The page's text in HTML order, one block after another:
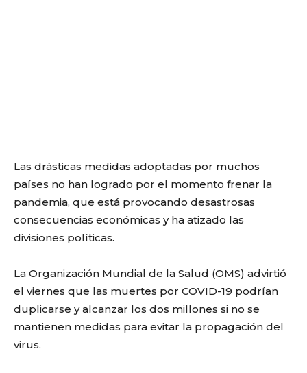
Las drásticas medidas adoptadas por muchos
países no han logrado por el momento frenar la
pandemia, que está provocando desastrosas
consecuencias económicas y ha atizado las
divisiones políticas.
La Organización Mundial de la Salud (OMS) advirtió
el viernes que las muertes por COVID-19 podrían
duplicarse y alcanzar los dos millones si no se
mantienen medidas para evitar la propagación del
virus.